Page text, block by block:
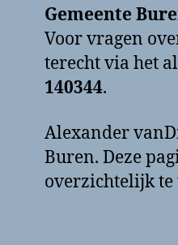
Gemeente
Voor vragen
terecht via het
140344.
Alexander
Buren. Deze
overzichtelijk te